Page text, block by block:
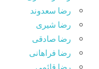
رضا سعدوند
رضا شیری
رضا صادقی
رضا فراهانی